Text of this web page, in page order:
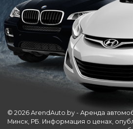
© 2026 ArendAuto.by - Аренда
Минск, РБ. Информация о ценах,